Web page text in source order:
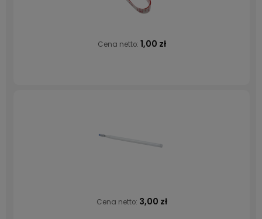
Cena netto: 1,00 zł
Cena netto: 3,00 zł